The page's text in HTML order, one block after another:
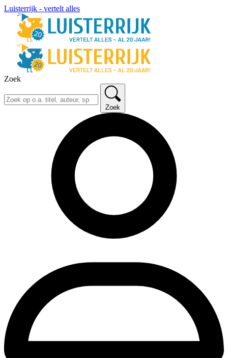
Luisterrijk - vertelt alles
Zoek
Zoek